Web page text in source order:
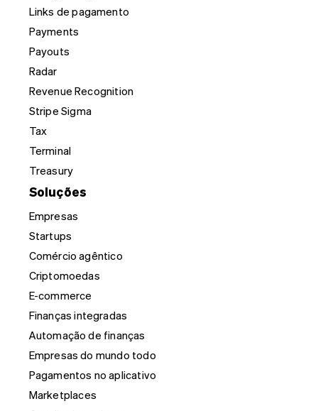
Links de pagamento
Payments
Payouts
Radar
Revenue Recognition
Stripe Sigma
Tax
Terminal
Treasury
Soluções
Empresas
Startups
Comércio agêntico
Criptomoedas
E-commerce
Finanças integradas
Automação de finanças
Empresas do mundo todo
Pagamentos no aplicativo
Marketplaces